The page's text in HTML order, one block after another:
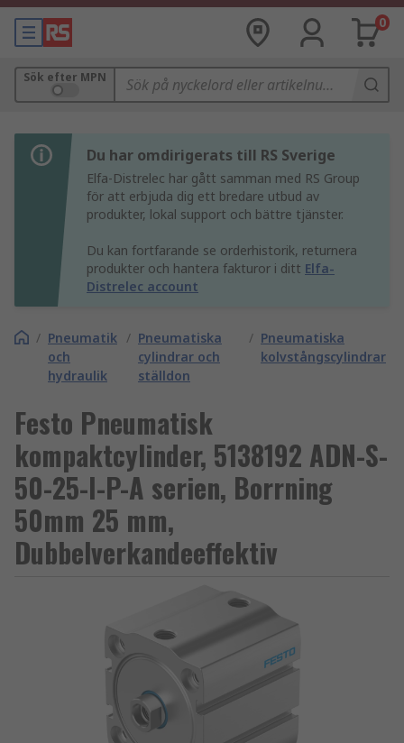
0
Sök efter MPN
Du har omdirigerats till RS Sverige
Elfa-Distrelec har gått samman med RS Group
för att erbjuda dig ett bredare utbud av
produkter, lokal support och bättre tjänster.
Du kan fortfarande se orderhistorik, returnera
produkter och hantera fakturor i ditt Elfa-
Distrelec account
/ Pneumatik
och
hydraulik
/ Pneumatiska
cylindrar och
ställdon
/ Pneumatiska
kolvstångscylindrar
Festo Pneumatisk
kompaktcylinder, 5138192 ADN-S-
50-25-I-P-A serien, Borrning
50mm 25 mm,
Dubbelverkandeeffektiv